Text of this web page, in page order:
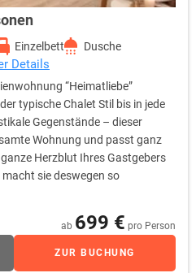
Einzelbett
Dusche
Details
“Heimatliebe”
typische Chalet Stil bis in jede
Gegenstände – dieser
Wohnung und passt ganz
Herzblut Ihres Gastgebers
sie deswegen so
können in den 2
ab 699 € pro Person
ZUR BUCHUNG